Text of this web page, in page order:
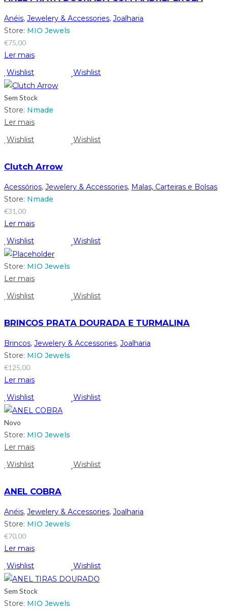
Anéis, Jewelery & Accessories, Joalharia
Store: MIO Jewels
€75,00
Ler mais
Wishlist
Wishlist
Sem Stock
Store: Nmade
Ler mais
Wishlist
Wishlist
Clutch Arrow
Acessórios, Jewelery & Accessories, Malas, Carteiras e Bolsas
Store: Nmade
€31,00
Ler mais
Wishlist
Wishlist
Store: MIO Jewels
Ler mais
Wishlist
Wishlist
BRINCOS PRATA DOURADA E TURMALINA
Brincos, Jewelery & Accessories, Joalharia
Store: MIO Jewels
€125,00
Ler mais
Wishlist
Wishlist
Novo
Store: MIO Jewels
Ler mais
Wishlist
Wishlist
ANEL COBRA
Anéis, Jewelery & Accessories, Joalharia
Store: MIO Jewels
€70,00
Ler mais
Wishlist
Wishlist
Sem Stock
Store: MIO Jewels